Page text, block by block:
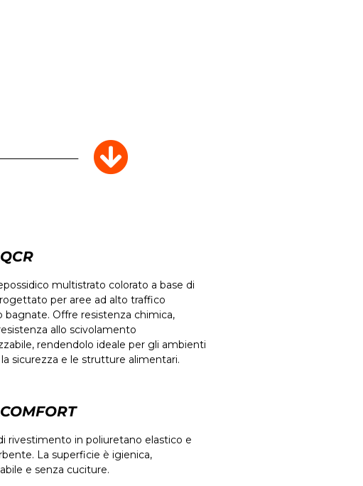
QCR
multistrato colorato a base di
per aree ad alto traffico
bagnate. Offre resistenza chimica,
allo scivolamento
rendendolo ideale per gli ambienti
sicurezza e le strutture alimentari.
COMFORT
rivestimento in poliuretano elastico e
La superficie è igienica,
e senza cuciture.